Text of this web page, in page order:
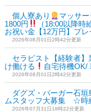
個人寮あり
マッサ
1800円
（18:00以降時
お祝い金【12万円】プレ
2026年08月01日2時42分更新
セラピスト【経験者
け働ける
自宅待機OK/
2026年08月01日2時42分更新
ダグズ・バーガー石
ムスタッフ大募集 ☆時
2026年07月31日18時22分更新